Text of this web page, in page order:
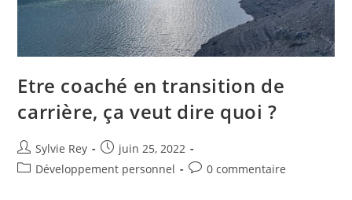
Etre coaché en transition de
carrière, ça veut dire quoi ?
Sylvie Rey
juin 25, 2022
Développement personnel
0 commentaire